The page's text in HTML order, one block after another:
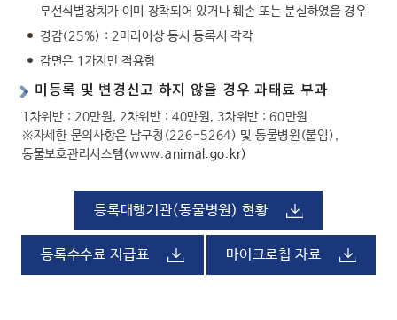
무선식별장치가 이미 장착되어 있거나 훼손 또는 분실하였을 경우
경감(25%) : 2마리이상 동시 등록시 각각
감면은 1가지만 적용함
미등록 및 변경신고 하지 않을 경우 과태료 부과
1차위반 : 20만원, 2차위반 : 40만원, 3차위반 : 60만원
※자세한 문의사항은 남구청(226-5264) 및 동물병원(붙임),
동물보호관리시스템(www.animal.go.kr)
등록대행기관(동물병원) 현황
등록수수료 지급표 마이크로칩 자료